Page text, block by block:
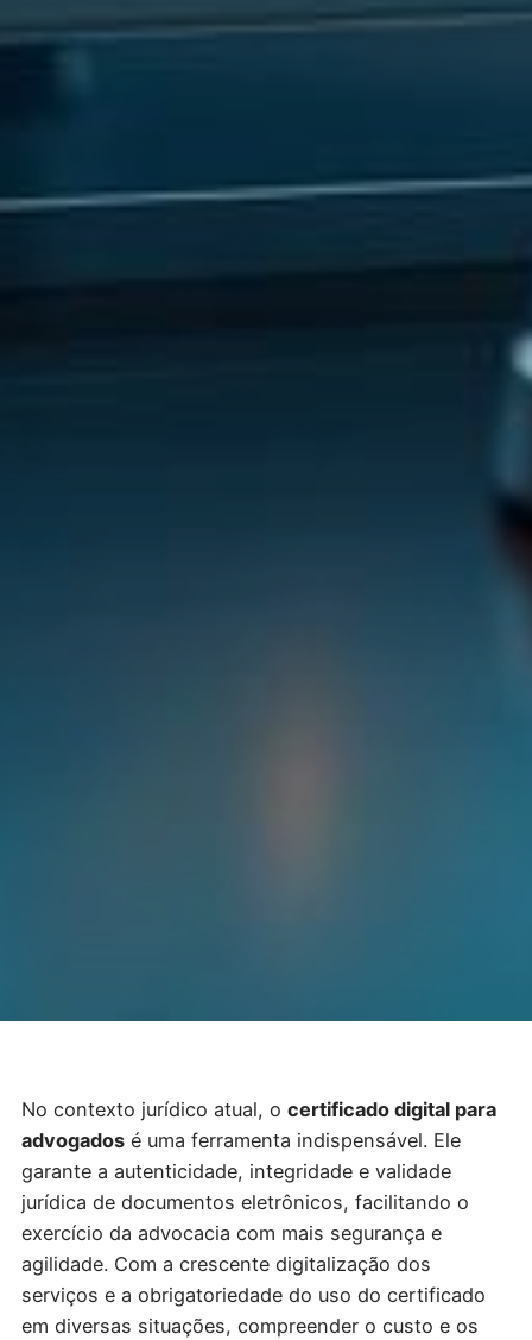
No contexto jurídico atual, o certificado digital para
advogadosé uma ferramenta indispensável. Ele
garante a autenticidade, integridade e validade
jurídica de documentos eletrônicos, facilitando o
exercício da advocacia com mais segurança e
agilidade. Com a crescente digitalização dos
serviços e a obrigatoriedade do uso do certificado
em diversas situações, compreender o custo e os